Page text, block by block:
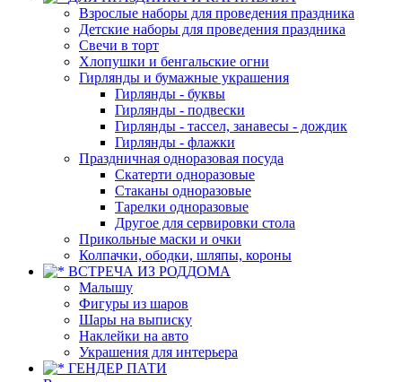
Взрослые наборы для проведения праздника
Детские наборы для проведения праздника
Свечи в торт
Хлопушки и бенгальские огни
Гирлянды и бумажные украшения
Гирлянды - буквы
Гирлянды - подвески
Гирлянды - тассел, занавесы - дождик
Гирлянды - флажки
Праздничная одноразовая посуда
Скатерти одноразовые
Стаканы одноразовые
Тарелки одноразовые
Другое для сервировки стола
Прикольные маски и очки
Колпачки, ободки, шляпы, короны
ВСТРЕЧА ИЗ РОДДОМА
Малышу
Фигуры из шаров
Шары на выписку
Наклейки на авто
Украшения для интерьера
ГЕНДЕР ПАТИ